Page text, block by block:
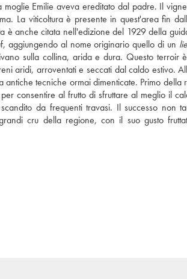
Emilie aveva ereditato dal padre. Il
La viticoltura è presente in quest'area fin
è anche citata nell'edizione del 1929 della
aggiungendo al nome originario quello di un
sulla collina, arida e dura. Questo terroir
aridi, arroventati e seccati dal caldo estivo.
tecniche ormai dimenticate. Primo della
consentire al frutto di sfruttare al meglio il
da frequenti travasi. Il successo non
cru della regione, con il suo gusto